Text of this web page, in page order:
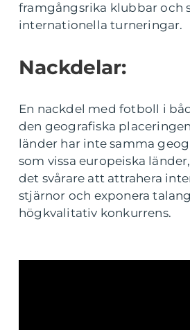
framgångsrika klubbar och
internationella turneringar.
Nackdelar:
En nackdel med fotboll i
den geografiska
länder har inte samma
som vissa europeiska
det svårare att attrahera
stjärnor och exponera
högkvalitativ konkurrens.